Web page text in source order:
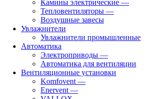
Камины электрические —
Тепловентиляторы —
Воздушные завесы
Увлажнители
Увлажнители промышленные
Автоматика
Электроприводы —
Автоматика для вентиляции
Вентиляционные установки
Komfovent —
Enervent —